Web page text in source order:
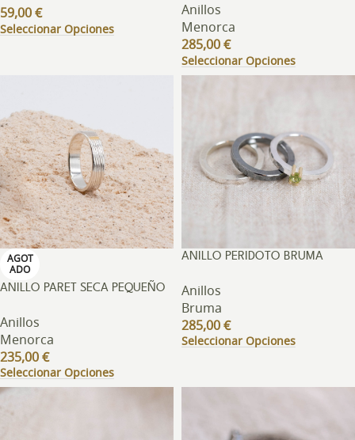
59,00€
Seleccionar Opciones
Anillos
Menorca
285,00€
Seleccionar Opciones
AGOT
ADO
ANILLO PARET SECA PEQUEÑO
Anillos
Menorca
235,00€
Seleccionar Opciones
ANILLO PERIDOTO BRUMA
Anillos
Bruma
285,00€
Seleccionar Opciones